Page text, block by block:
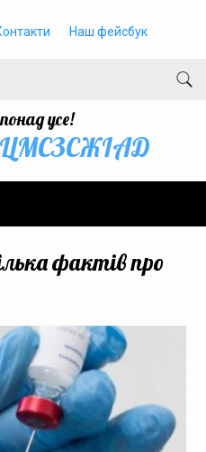
Наш фейсбук
усе!
фактів про